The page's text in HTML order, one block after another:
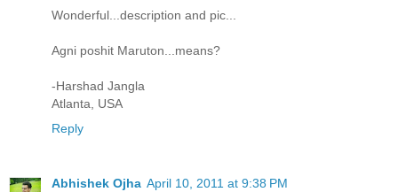
Wonderful...description and pic...
Agni poshit Maruton...means?
-Harshad Jangla
Atlanta, USA
Reply
Abhishek Ojha April 10, 2011 at 9:38 PM